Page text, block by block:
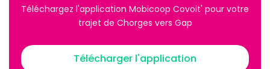
Téléchargez l'application Mobicoop Covoit' pour votre
trajet de Chorges vers Gap
Télécharger l'application